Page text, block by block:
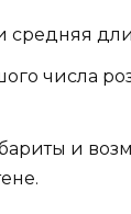
средняя
числа
и